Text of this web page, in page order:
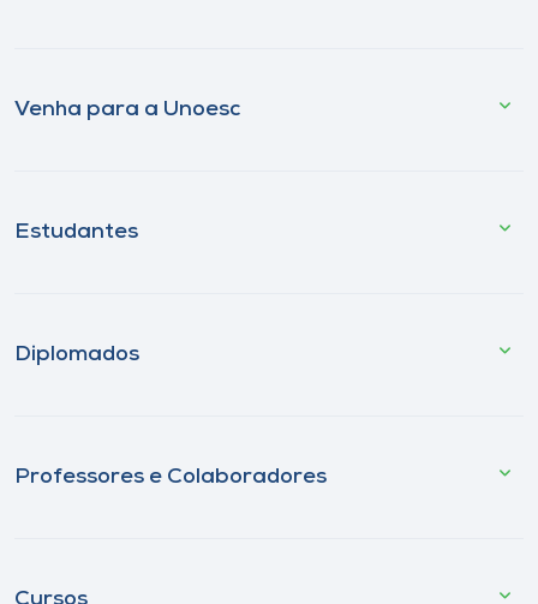
Venha para a Unoesc
Estudantes
Diplomados
Professores e Colaboradores